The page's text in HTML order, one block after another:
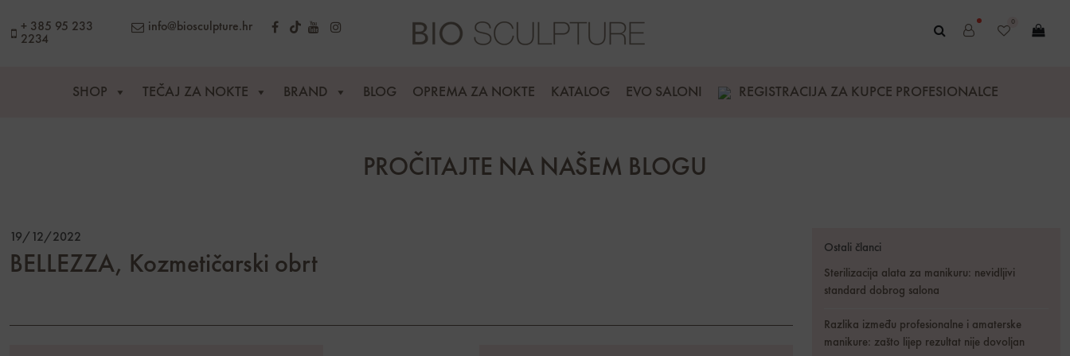
+ 385 95 233
2234
info@biosculpture.hr 0
SHOP TEČAJ ZA NOKTE BRAND BLOG OPREMA ZA NOKTE KATALOG EVO SALONI REGISTRACIJA ZA KUPCE PROFESIONALCE
PROČITAJTE NA NAŠEM BLOGU
19/12/2022
BELLEZZA, Kozmetičarski obrt
Ostali članci
Sterilizacija alata za manikuru: nevidljivi
standard dobrog salona
Razlika između profesionalne i amaterske
manikure: zašto lijep rezultat nije dovoljan